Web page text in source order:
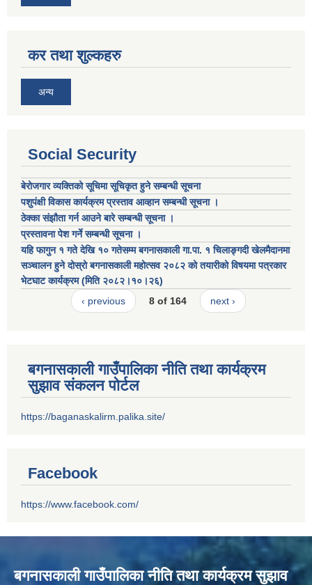
कर तथा शुल्कहरु
अन्य
Social Security
बेरोजगार व्यक्तिको सूचिमा सूचिकृत हुने सम्बन्धी सूचना
पशुपंक्षी विकास कार्यक्रम प्रस्ताव आव्हान सम्बन्धी सूचना ।
ठेक्का संझौता गर्न आउने बारे सम्बन्धी सूचना ।
प्रस्तावना पेश गर्ने सम्बन्धी सूचना ।
यहि फागुन १ गते देखि १० गतेसम्म बगनासकाली गा.पा. १ चिलाङ्गदी खेलमैदानमा
सञ्चालन हुने दोस्रो बगनासकाली महोत्सव २०८२ को तयारीको विषयमा पत्रकार
भेटघाट कार्यक्रम (मिति २०८२।१०।२६)
‹ previous
8 of 164 next ›
बगनासकाली गाउँपालिका नीति तथा कार्यक्रम
सुझाव संकलन पोर्टल
https://baganaskalirm.palika.site/
Facebook
https://www.facebook.com/
बगनासकाली गाउँपालिका नीति तथा कार्यक्रम सुझाव